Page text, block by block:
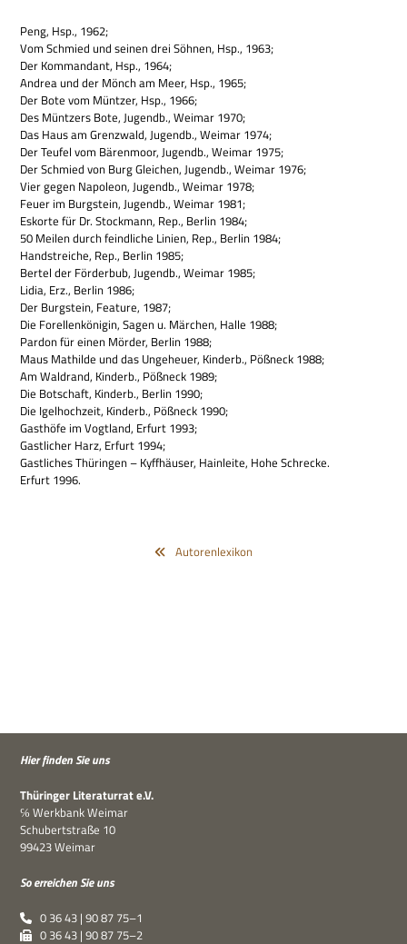
Peng, Hsp., 1962;
Vom Schmied und sei­nen drei Söh­nen, Hsp., 1963;
Der Kom­man­dant, Hsp., 1964;
Andrea und der Mönch am Meer, Hsp., 1965;
Der Bote vom Münt­zer, Hsp., 1966;
Des Münt­zers Bote, Jugendb., Wei­mar 1970;
Das Haus am Grenz­wald, Jugendb., Wei­mar 1974;
Der Teu­fel vom Bären­moor, Jugendb., Wei­mar 1975;
Der Schmied von Burg Glei­chen, Jugendb., Wei­mar 1976;
Vier gegen Napo­leon, Jugendb., Wei­mar 1978;
Feuer im Burg­stein, Jugendb., Wei­mar 1981;
Eskorte für Dr. Stock­mann, Rep., Ber­lin 1984;
50 Mei­len durch feind­li­che Linien, Rep., Ber­lin 1984;
Hand­strei­che, Rep., Ber­lin 1985;
Ber­tel der För­der­bub, Jugendb., Wei­mar 1985;
Lidia, Erz., Ber­lin 1986;
Der Burg­stein, Fea­ture, 1987;
Die Forel­len­kö­ni­gin, Sagen u. Mär­chen, Halle 1988;
Par­don für einen Mör­der, Ber­lin 1988;
Maus Mat­hilde und das Unge­heuer, Kin­derb., Pößneck 1988;
Am Wald­rand, Kin­derb., Pößneck 1989;
Die Bot­schaft, Kin­derb., Ber­lin 1990;
Die Igel­hoch­zeit, Kin­derb., Pößneck 1990;
Gast­höfe im Vogt­land, Erfurt 1993;
Gast­li­cher Harz, Erfurt 1994;
Gast­li­ches Thü­rin­gen – Kyff­häu­ser, Hain­leite, Hohe Schrecke.
Erfurt 1996.
Autorenlexikon
Hier fin­den Sie uns
Thü­rin­ger Lite­ra­tur­rat e.V.
℅ Werk­bank Weimar
Schu­bert­straße 10
99423 Weimar
So errei­chen Sie uns
0 36 43 | 90 87 75–1
0 36 43 | 90 87 75–2